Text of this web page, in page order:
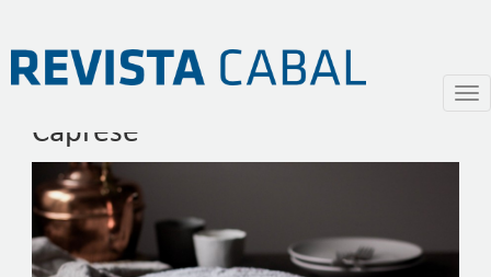
Pasar
contenido
Recetas del mundo: Torta
Caprese